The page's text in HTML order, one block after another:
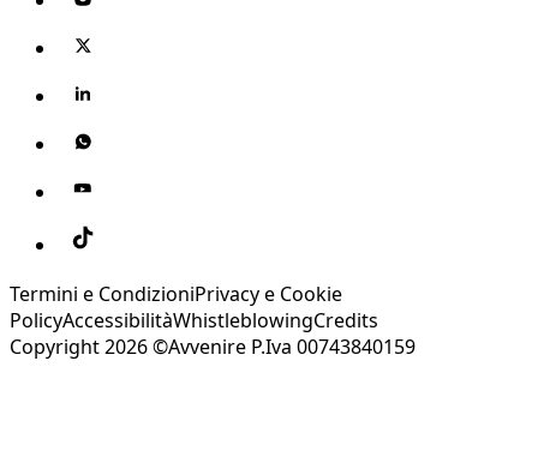
Termini e CondizioniPrivacy e Cookie
PolicyAccessibilitàWhistleblowingCredits
Copyright 2026 ©Avvenire P.Iva 00743840159